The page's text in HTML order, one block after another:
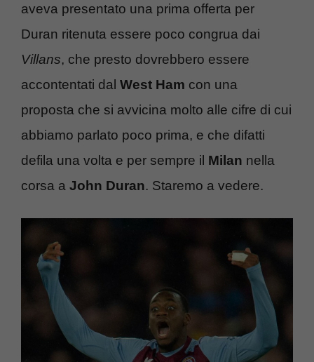
aveva presentato una prima offerta per
Duran ritenuta essere poco congrua dai
Villans, che presto dovrebbero essere
accontentati dal West Ham con una
proposta che si avvicina molto alle cifre di cui
abbiamo parlato poco prima, e che difatti
defila una volta e per sempre il Milan nella
corsa a John Duran. Staremo a vedere.